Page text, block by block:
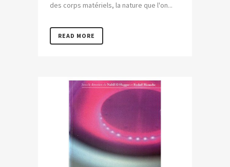
des corps matériels, la nature que l'on...
READ MORE